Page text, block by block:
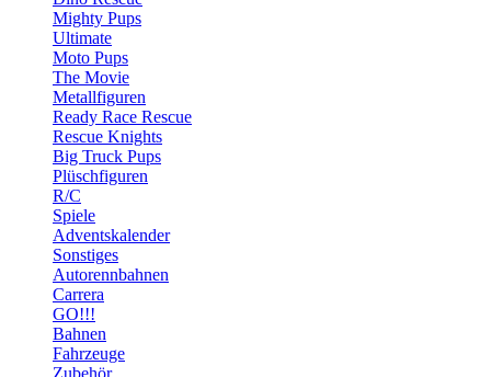
Mighty Pups
Ultimate
Moto Pups
The Movie
Metallfiguren
Ready Race Rescue
Rescue Knights
Big Truck Pups
Plüschfiguren
R/C
Spiele
Adventskalender
Sonstiges
Autorennbahnen
Carrera
GO!!!
Bahnen
Fahrzeuge
Zubehör